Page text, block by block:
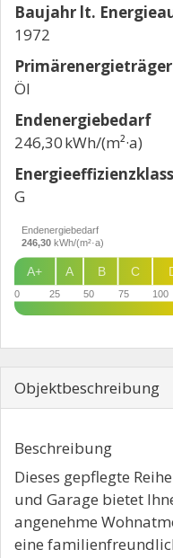
Baujahr lt.
1972
Primärenergieträger
Öl
Endenergie­bedarf
246,30 kWh/(m²·a)
G
0 25 50 75 100
C
B
A
A+
Endenergiebedarf
246,30kWh/(m²·a)
Objekt­beschreibung
Beschreibung
Dieses gepflegte
und Garage bietet
angenehme
eine